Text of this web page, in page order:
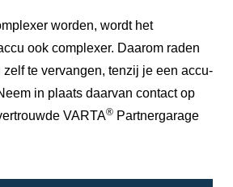
worden, wordt het
ook complexer. Daarom raden
te vervangen, tenzij je een accu-
in plaats daarvan contact op
VARTA® Partnergarage